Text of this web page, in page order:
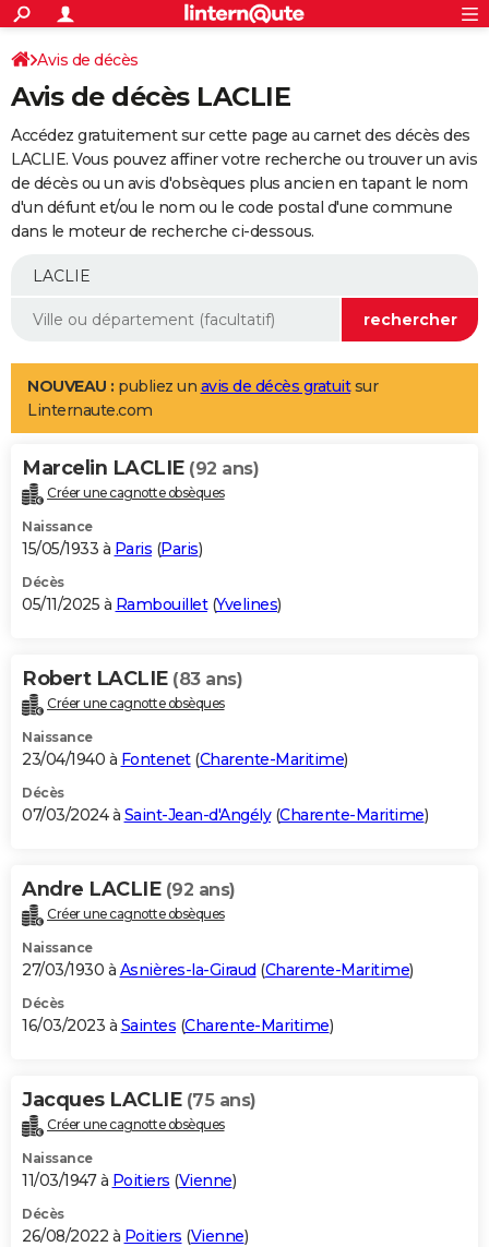
ACTUALITÉS
Politique
Société
Faits Divers
Education
Monde
Villes
+
SPORT
Coupe du monde 2026
Football
Tennis
Cyclisme
Rugby
Forum
Programme TV
TNTStreaming
Cinéma
Sorties cinéma
Musique
+
FINANCE
Retraite
Impôts
Epargne
Immobilier
Risques naturels par ville
Banque
Assurance
Crédit
AUTO
Essais
Réserver un essai
Citadines
Berlines
SUV
Forum auto
+
Mobiles
Meilleur smartphone
Internet
Ordinateurs
Jeux vidéo
Guide high-tech
Aménagement intérieur
LIFESTYLE
Art de vivre
Bien-être
Loisirs
Mode
Modes de vie
Alimentation
Guide de la santé
Maladies
Médicaments
Sommeil
VOYAGE
Destinations
City break
Voyage nature
Voyage de noces
Forum
Climat
+PHOTO
GUIDES D'ACHAT
BONS PLANS
Carte de Noël
Carte Bonne année
Carte Saint-Valentin
Carte Pâques
Carte d'anniversaire
DICTIONNAIRE
Dictionnaire
Biographies
Citations
Expressions
Proverbes
PROGRAMME TV
S'inscrire
Se connecter
Lycées
Collèges
Primaires
Universités
Entreprises
Service militaire
Avis de recherche
AVIS DE DÉCÈS
Bricolage
Lifestyle
Culture
Sport
Auto
Television
Voyage
Cinema
Avis de décès
Avis de décès LACLIE
Accédez gratuitement sur cette page au carnet des décès des
LACLIE. Vous pouvez affiner votre recherche ou trouver un avis
de décès ou un avis d'obsèques plus ancien en tapant le nom
d'un défunt et/ou le nom ou le code postal d'une commune
dans le moteur de recherche ci-dessous.
NOUVEAU : publiez un avis de décès gratuitsur
Linternaute.com
Marcelin LACLIE (92 ans)
Créer une cagnotte obsèques
Naissance
15/05/1933 à Paris (Paris)
Décès
05/11/2025 à Rambouillet(Yvelines)
Robert LACLIE (83 ans)
Créer une cagnotte obsèques
Naissance
23/04/1940 à Fontenet(Charente-Maritime)
Décès
07/03/2024 à Saint-Jean-d'Angély(Charente-Maritime)
Andre LACLIE (92 ans)
Créer une cagnotte obsèques
Naissance
27/03/1930 à Asnières-la-Giraud (Charente-Maritime)
Décès
16/03/2023 à Saintes (Charente-Maritime)
Jacques LACLIE (75 ans)
Créer une cagnotte obsèques
Naissance
11/03/1947 à Poitiers (Vienne)
Décès
26/08/2022 à Poitiers (Vienne)